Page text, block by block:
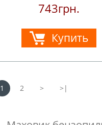
743грн.
Купить
1 2 > >|